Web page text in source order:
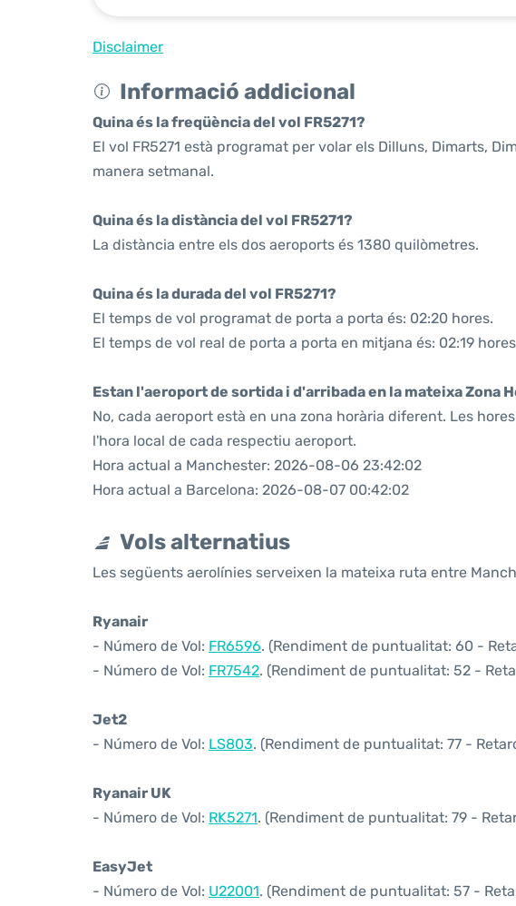
Disclaimer
Informació addicional
Quina és la freqüència del vol FR5271?
El vol FR5271 està programat per volar els Dilluns, Dimarts,
manera setmanal.
Quina és la distància del vol FR5271?
La distància entre els dos aeroports és 1380 quilòmetres.
Quina és la durada del vol FR5271?
El temps de vol programat de porta a porta és: 02:20 hores.
El temps de vol real de porta a porta en mitjana és: 02:19
Estan l'aeroport de sortida i d'arribada en la mateixa Zona
No, cada aeroport està en una zona horària diferent. Les
l'hora local de cada respectiu aeroport.
Hora actual a Manchester: 2026-08-06 23:42:02
Hora actual a Barcelona: 2026-08-07 00:42:02
Vols alternatius
Les següents aerolínies serveixen la mateixa ruta entre
Ryanair
- Número de Vol: FR6596. (Rendiment de puntualitat: 60 -
- Número de Vol: FR7542. (Rendiment de puntualitat: 52 -
Jet2
- Número de Vol: LS803. (Rendiment de puntualitat: 77 -
Ryanair UK
- Número de Vol: RK5271. (Rendiment de puntualitat: 79 -
EasyJet
- Número de Vol: U22001. (Rendiment de puntualitat: 57 -